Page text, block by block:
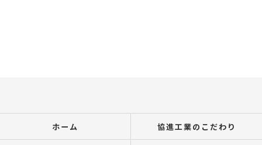
ホーム 協進工業のこだわり